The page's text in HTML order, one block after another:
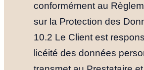
conformément au
sur la Protection des
10.2 Le Client est
licéité des données